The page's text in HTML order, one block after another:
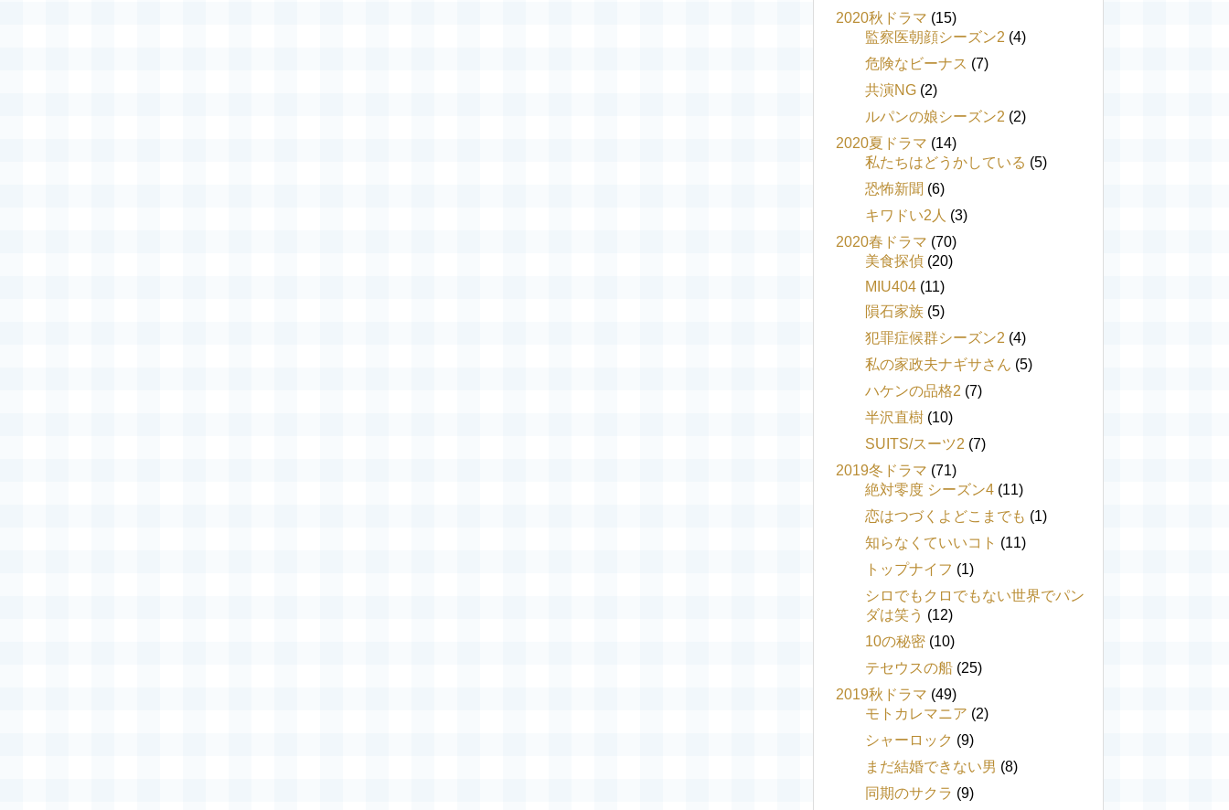
2020秋ドラマ (15)
監察医朝顔シーズン2 (4)
危険なビーナス (7)
共演NG (2)
ルパンの娘シーズン2 (2)
2020夏ドラマ (14)
私たちはどうかしている (5)
恐怖新聞 (6)
キワドい2人 (3)
2020春ドラマ (70)
美食探偵 (20)
MIU404 (11)
隕石家族 (5)
犯罪症候群シーズン2 (4)
私の家政夫ナギサさん (5)
ハケンの品格2 (7)
半沢直樹 (10)
SUITS/スーツ2 (7)
2019冬ドラマ (71)
絶対零度 シーズン4 (11)
恋はつづくよどこまでも (1)
知らなくていいコト (11)
トップナイフ (1)
シロでもクロでもない世界でパン
ダは笑う (12)
10の秘密 (10)
テセウスの船 (25)
2019秋ドラマ (49)
モトカレマニア (2)
シャーロック (9)
まだ結婚できない男 (8)
同期のサクラ (9)